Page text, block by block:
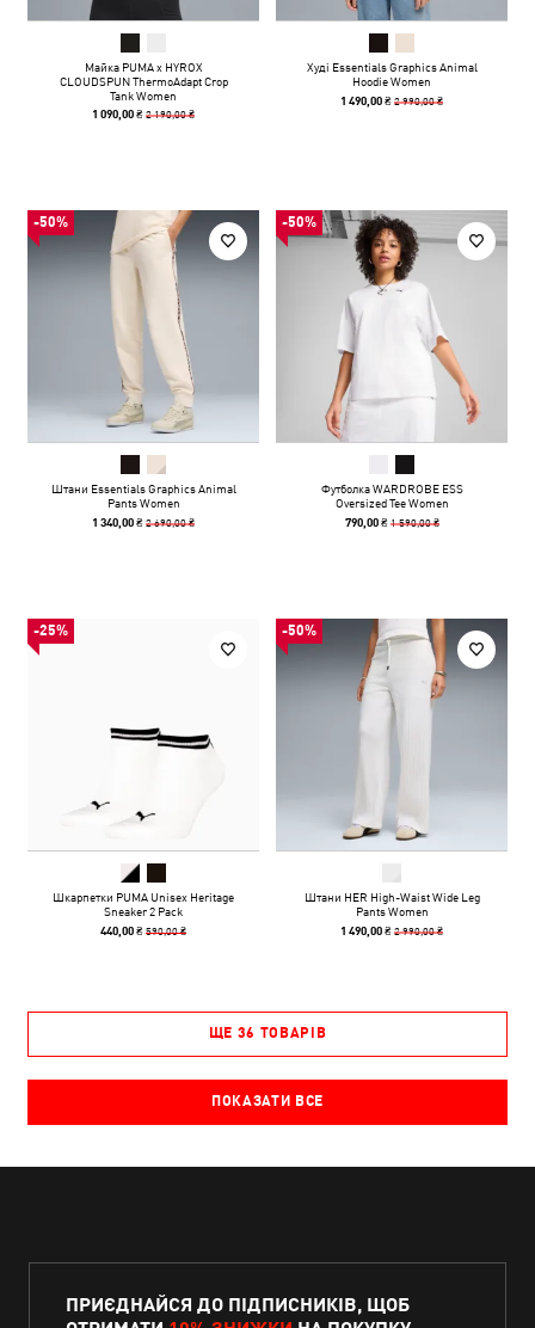
Майка PUMA x HYROX
CLOUDSPUN ThermoAdapt Crop
Tank Women
1 090,00 ₴2 190,00 ₴
Худі Essentials Graphics Animal
Hoodie Women
1 490,00 ₴2 990,00 ₴
-50%
Штани Essentials Graphics Animal
Pants Women
1 340,00 ₴2 690,00 ₴
-50%
Футболка WARDROBE ESS
Oversized Tee Women
790,00 ₴ 1 590,00 ₴
-25%
Шкарпетки PUMA Unisex Heritage
Sneaker 2 Pack
440,00 ₴590,00 ₴
-50%
Штани HER High-Waist Wide Leg
Pants Women
1 490,00 ₴2 990,00 ₴
ЩЕ 36 ТОВАРІВ
ПОКАЗАТИ ВСЕ
ПРИЄДНАЙСЯ ДО ПІДПИСНИКІВ, ЩОБ